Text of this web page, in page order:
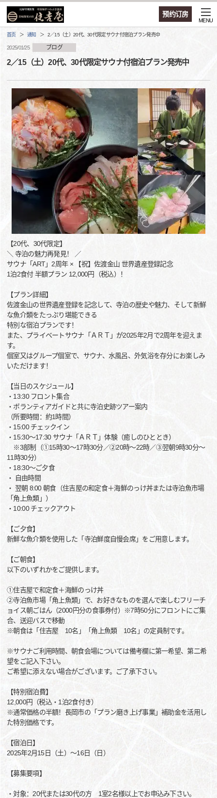
预约订房
MENU
首页 通知 2／15（土）20代、30代限定サウナ付宿泊プラン発売中
2025/01/25 ブログ
2／15（土）20代、30代限定サウナ付宿泊プラン発売中
【20代、30代限定】
＼ 寺泊の魅力再発見！ ／
サウナ「ART」2周年 × 【祝】佐渡金山 世界遺産登録記念
1泊2食付 半額プラン 12,000円（税込）！
【プラン詳細】
佐渡金山の世界遺産登録を記念して、寺泊の歴史や魅力、そして新鮮
な魚介類をたっぷり堪能できる
特別な宿泊プランです！
また、プライベートサウナ「ＡＲＴ」が2025年2月で2周年を迎えま
す。
個室又はグループ個室で、サウナ、水風呂、外気浴を存分にお楽しみ
いただけます！
【当日のスケジュール】
・13:30 フロント集合
・ボランティアガイドと共に寺泊史跡ツアー案内
（所要時間：約1時間）
・15:00 チェックイン
・15:30～17:30 サウナ「ＡＲＴ」体験（癒しのひととき）
※3部制（①15時30～17時30分／②20時～22時／③翌朝9時30分～
11時30分）
・18:30～ご夕食
・ 自由時間
・ 翌朝 8:00 朝食（住吉屋の和定食＋海鮮のっけ丼または寺泊魚市場
「角上魚類」）
・10:00 チェックアウト
【ご夕食】
新鮮な魚介類を使用した「寺泊鮮度自慢会席」をご用意します。
【ご朝食】
以下のいずれかをご提供します。
①住吉屋で和定食＋海鮮のっけ丼
②寺泊魚市場「角上魚類」で、お好きなものを選んで楽しむフリーチ
ョイス朝ごはん（2000円分の食事券付）※7時50分にフロントにご集
合、送迎バスで移動
※朝食は「住吉屋 10名」「角上魚類 10名」の定員制です。
※サウナご利用時間、朝食会場については備考欄に第一希望、第二希
望をご記入下さい。
ご希望に添えない場合がございます。ご了承下さい。
【特別宿泊費】
12,000円（税込・1泊2食付き）
※通常価格の半額！長岡市の「プラン磨き上げ事業」補助金を活用し
た特別価格です。
【宿泊日】
2025年2月15日（土）～16日（日）
【募集要項】
・対象：20代または30代の方 1室2名様以上でお申込み下さい。